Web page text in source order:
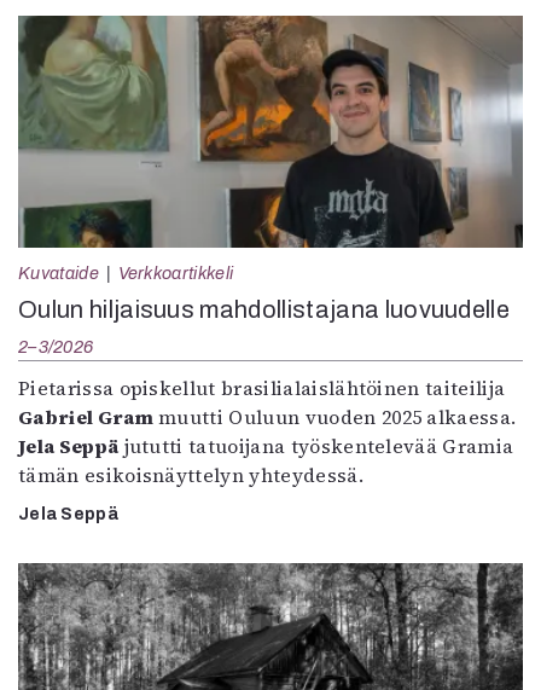
Kuvataide Verkkoartikkeli
Oulun hiljaisuus mahdollistajana luovuudelle
2–3/2026
Pietarissa opiskellut brasilialaislähtöinen taiteilija
Gabriel Grammuutti Ouluun vuoden 2025 alkaessa.
Jela Seppä jututti tatuoijana työskentelevää Gramia
tämän esikoisnäyttelyn yhteydessä.
Jela Seppä